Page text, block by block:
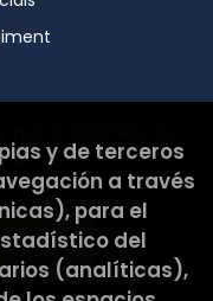
Dades de
INFORMACIÓ
mitjançant la
i entrada
amb un asterisc
presentats en
y de terceros
a través
para el
del
(analíticas),